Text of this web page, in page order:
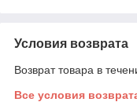
Условия возврата
Возврат товара в
Все условия